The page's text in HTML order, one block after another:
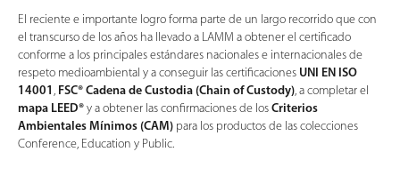
El reciente e importante logro forma parte de un largo recorrido que con
el transcurso de los años ha llevado a LAMM a obtener el certificado
conforme a los principales estándares nacionales e internacionales de
respeto medioambiental y a conseguir las certificaciones UNI EN ISO
14001 , FSC® Cadena de Custodia (Chain of Custody), a completar el
mapa LEED® y a obtener las confirmaciones de los Criterios
Ambientales Mínimos (CAM) para los productos de las colecciones
Conference, Education y Public.